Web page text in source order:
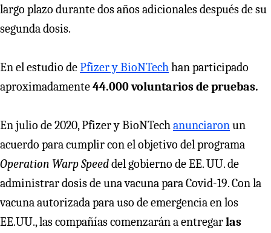
largo plazo durante dos años adicionales después de su
segunda dosis.
En el estudio dePfizer y BioNTech han participado
aproximadamente44.000 voluntarios de pruebas.
En julio de 2020, Pfizer y BioNTech anunciaron un
acuerdo para cumplir con el objetivo del programa
Operation Warp Speeddel gobierno de EE. UU. de
administrar dosis de una vacuna para Covid-19. Con la
vacuna autorizada para uso de emergencia en los
EE.UU., las compañías comenzarán a entregarlas